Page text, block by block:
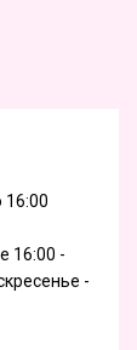
16:00 -
-